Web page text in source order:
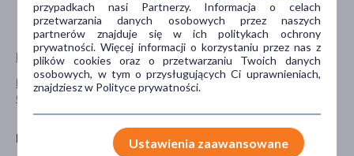
Pokaż wszystkie produkty CANPOL
Pokaż wszystkie produkty linii Smoczek Uspokajający marki
Canpol
Producent
przypadkach nasi Partnerzy. Informacja o celach
przetwarzania danych osobowych przez naszych
partnerów znajduje się w ich politykach ochrony
prywatności. Więcej informacji o korzystaniu przez nas z
plików cookies oraz o przetwarzaniu Twoich danych
osobowych, w tym o przysługujących Ci uprawnieniach,
znajdziesz w Polityce prywatności.
Ustawienia zaawansowane